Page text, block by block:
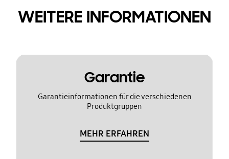
WEITERE INFORMATIONEN
Garantie
Garantieinformationen für die verschiedenen
Produktgruppen
MEHR ERFAHREN